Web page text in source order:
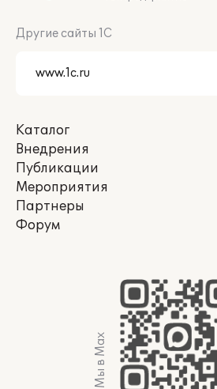
Другие сайты 1С
Каталог
Внедрения
Публикации
Мероприятия
Партнеры
Форум
Мы в Max